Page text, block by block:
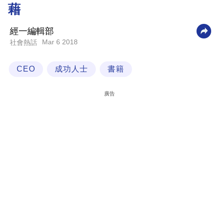
科
藉
經一編輯部
社會熱話 Mar 6 2018
CEO 成功人士 書籍
廣告